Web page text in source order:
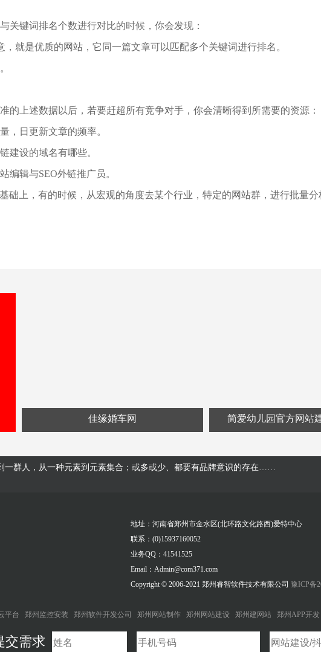
关键词排名个数进行对比的时候，你会发现：
就是优质的网站，它同一篇文章可以匹配多个关键词进行排名。
的上述数据以后，若要赶超所有竞争对手，你会清晰得到所需要的资源：
，日更新文章的频率。
建设的域名有哪些。
辑与SEO外链推广员。
础上，有的时候，从宏观的角度去某个行业，特定的网站群，进行批量
佳缘婚车网 简爱幼儿园官方网站
一群人，从一种元素到元素集合；或多或少、都要有品牌意识的存在……
地址：河南省郑州市金水区(北环路文化路西)爱特中心
联系：(0)15937160052
业务QQ：41541525
Email：Admin@com371.com
Copyright © 2006-2021 郑州睿智软件技术有限公司 豫ICP备
平台 郑州监控安装 郑州软件开发公司 郑州网站制作 郑州网站建设 郑州建网站 郑州APP开发
交需求